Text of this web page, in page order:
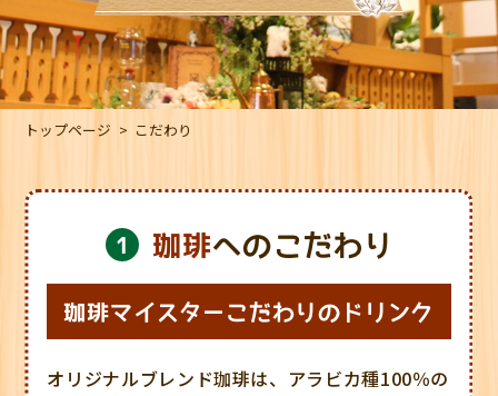
トップページ こだわり
珈琲へのこだわり
珈琲マイスターこだわりのドリンク
オリジナルブレンド珈琲は、アラビカ種100％の